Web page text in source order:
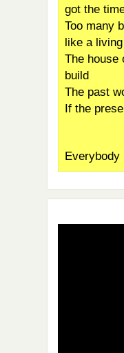
got the
Too many
like a
The house
build
The past
If the
Everybody